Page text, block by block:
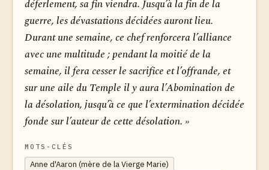
déferlement, sa fin viendra. Jusqu’à la fin de la
guerre, les dévastations décidées auront lieu.
Durant une semaine, ce chef renforcera l’alliance
avec une multitude ; pendant la moitié de la
semaine, il fera cesser le sacrifice et l’offrande, et
sur une aile du Temple il y aura l’Abomination de
la désolation, jusqu’à ce que l’extermination décidée
fonde sur l’auteur de cette désolation. »
MOTS-CLÉS
Anne d'Aaron (mère de la Vierge Marie)